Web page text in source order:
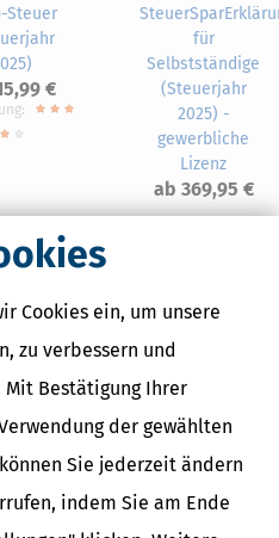
Cookies ein, um unsere
zu verbessern und
Bestätigung Ihrer
der gewählten
Sie jederzeit ändern
indem Sie am Ende
Steuer
€
für
Selbstständige
(Steuerjahr
2025) -
gewerbliche
Lizenz
ab 369,95 €